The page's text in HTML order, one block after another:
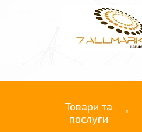
Товари та
послуги